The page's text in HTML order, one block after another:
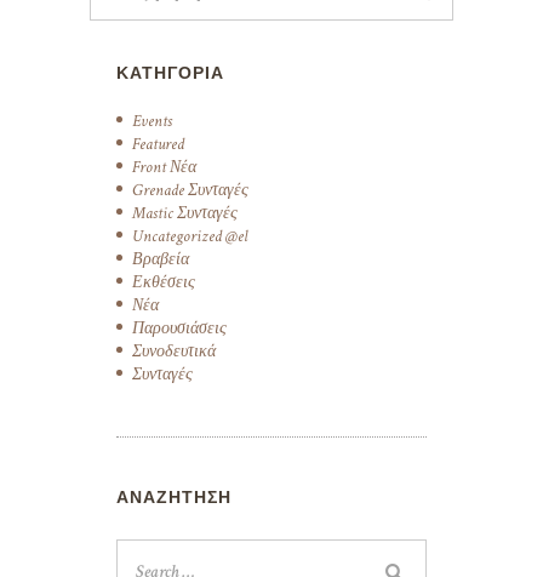
ΚΑΤΗΓΟΡΊΑ
Events
Featured
Front Νέα
Grenade Συνταγές
Mastic Συνταγές
Uncategorized @el
Βραβεία
Εκθέσεις
Νέα
Παρουσιάσεις
Συνοδευτικά
Συνταγές
ΑΝΑΖΉΤΗΣΗ